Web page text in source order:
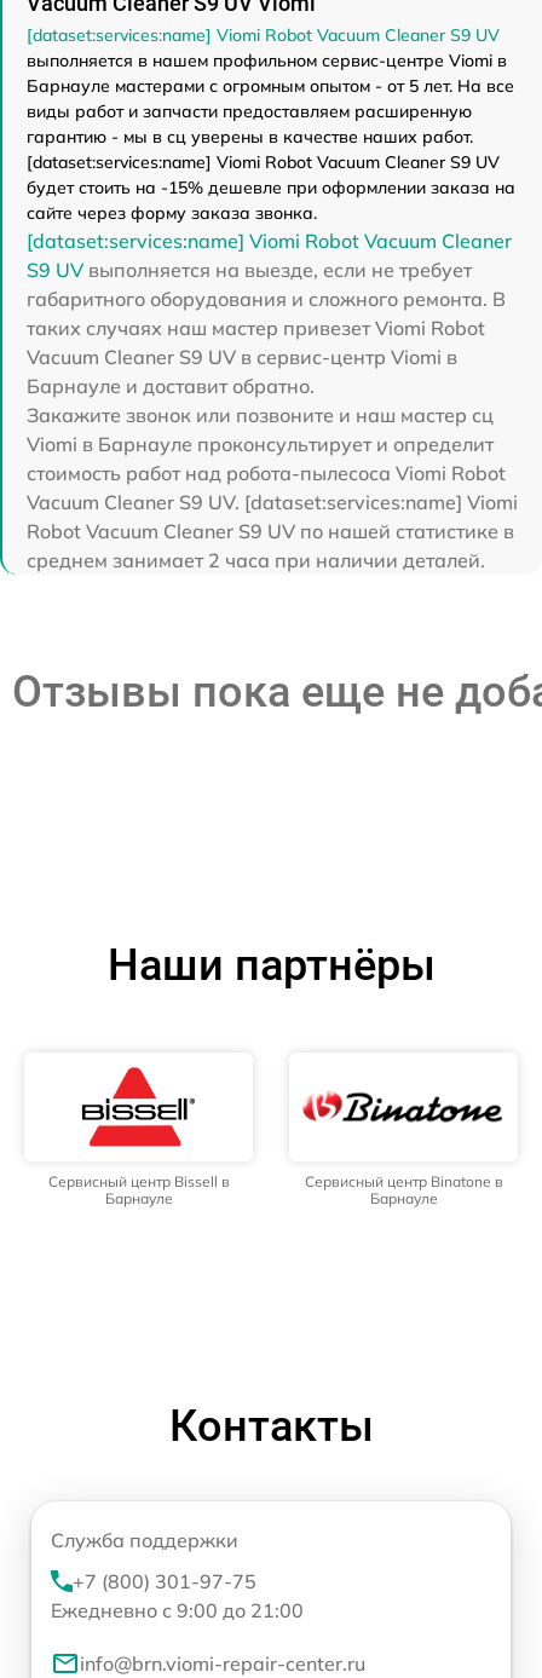
[dataset:services:name] Viomi Robot Vacuum Cleaner S9 UV
выполняется в нашем профильном сервис-центре Viomi в
Барнауле мастерами с огромным опытом - от 5 лет. На все
виды работ и запчасти предоставляем расширенную
гарантию - мы в сц уверены в качестве наших работ.
[dataset:services:name] Viomi Robot Vacuum Cleaner S9 UV
будет стоить на -15% дешевле при оформлении заказа на
сайте через форму заказа звонка.
[dataset:services:name] Viomi Robot Vacuum Cleaner
S9 UV выполняется на выезде, если не требует
габаритного оборудования и сложного ремонта. В
таких случаях наш мастер привезет Viomi Robot
Vacuum Cleaner S9 UV в сервис-центр Viomi в
Барнауле и доставит обратно.
Закажите звонок или позвоните и наш мастер сц
Viomi в Барнауле проконсультирует и определит
стоимость работ над робота-пылесоса Viomi Robot
Vacuum Cleaner S9 UV. [dataset:services:name] Viomi
Robot Vacuum Cleaner S9 UV по нашей статистике в
среднем занимает 2 часа при наличии деталей.
Отзывы пока еще не
Наши партнёры
Сервисный центр Bissell в
Барнауле
Сервисный центр Binatone в
Барнауле
Контакты
Служба поддержки
+7 (800) 301-97-75
Ежедневно с 9:00 до 21:00
info@brn.viomi-repair-center.ru